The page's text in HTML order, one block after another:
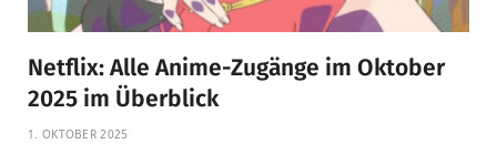
Netflix: Alle Anime-Zugänge im Oktober
2025 im Überblick
1. OKTOBER 2025